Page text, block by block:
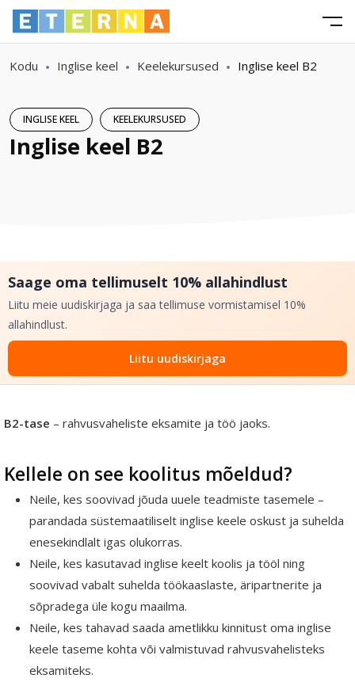
Kodu Inglise keel Keelekursused Inglise keel B2
INGLISE KEEL KEELEKURSUSED
Inglise keel B2
Saage oma tellimuselt 10% allahindlust
Liitu meie uudiskirjaga ja saa tellimuse vormistamisel 10%
allahindlust.
Liitu uudiskirjaga
B2-tase – rahvusvaheliste eksamite ja töö jaoks.
Kellele on see koolitus mõeldud?
Neile, kes soovivad jõuda uuele teadmiste tasemele –
parandada süstemaatiliselt inglise keele oskust ja suhelda
enesekindlalt igas olukorras.
Neile, kes kasutavad inglise keelt koolis ja tööl ning
soovivad vabalt suhelda töökaaslaste, äripartnerite ja
sõpradega üle kogu maailma.
Neile, kes tahavad saada ametlikku kinnitust oma inglise
keele taseme kohta või valmistuvad rahvusvahelisteks
eksamiteks.